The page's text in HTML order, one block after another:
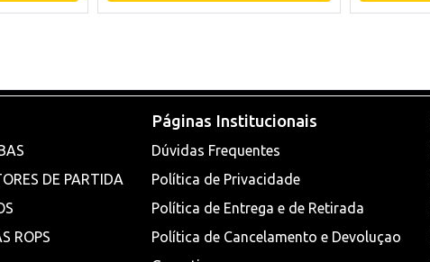
DE PARTIDA
ROPS
Páginas Institucionais
Dúvidas Frequentes
Política de Privacidade
Política de Entrega e de Retirada
Política de Cancelamento e Devoluçao